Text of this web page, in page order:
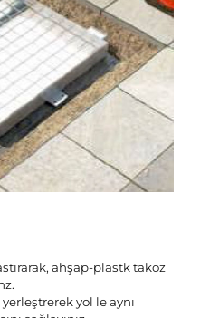
ahşap-plastk takoz
yol le aynı